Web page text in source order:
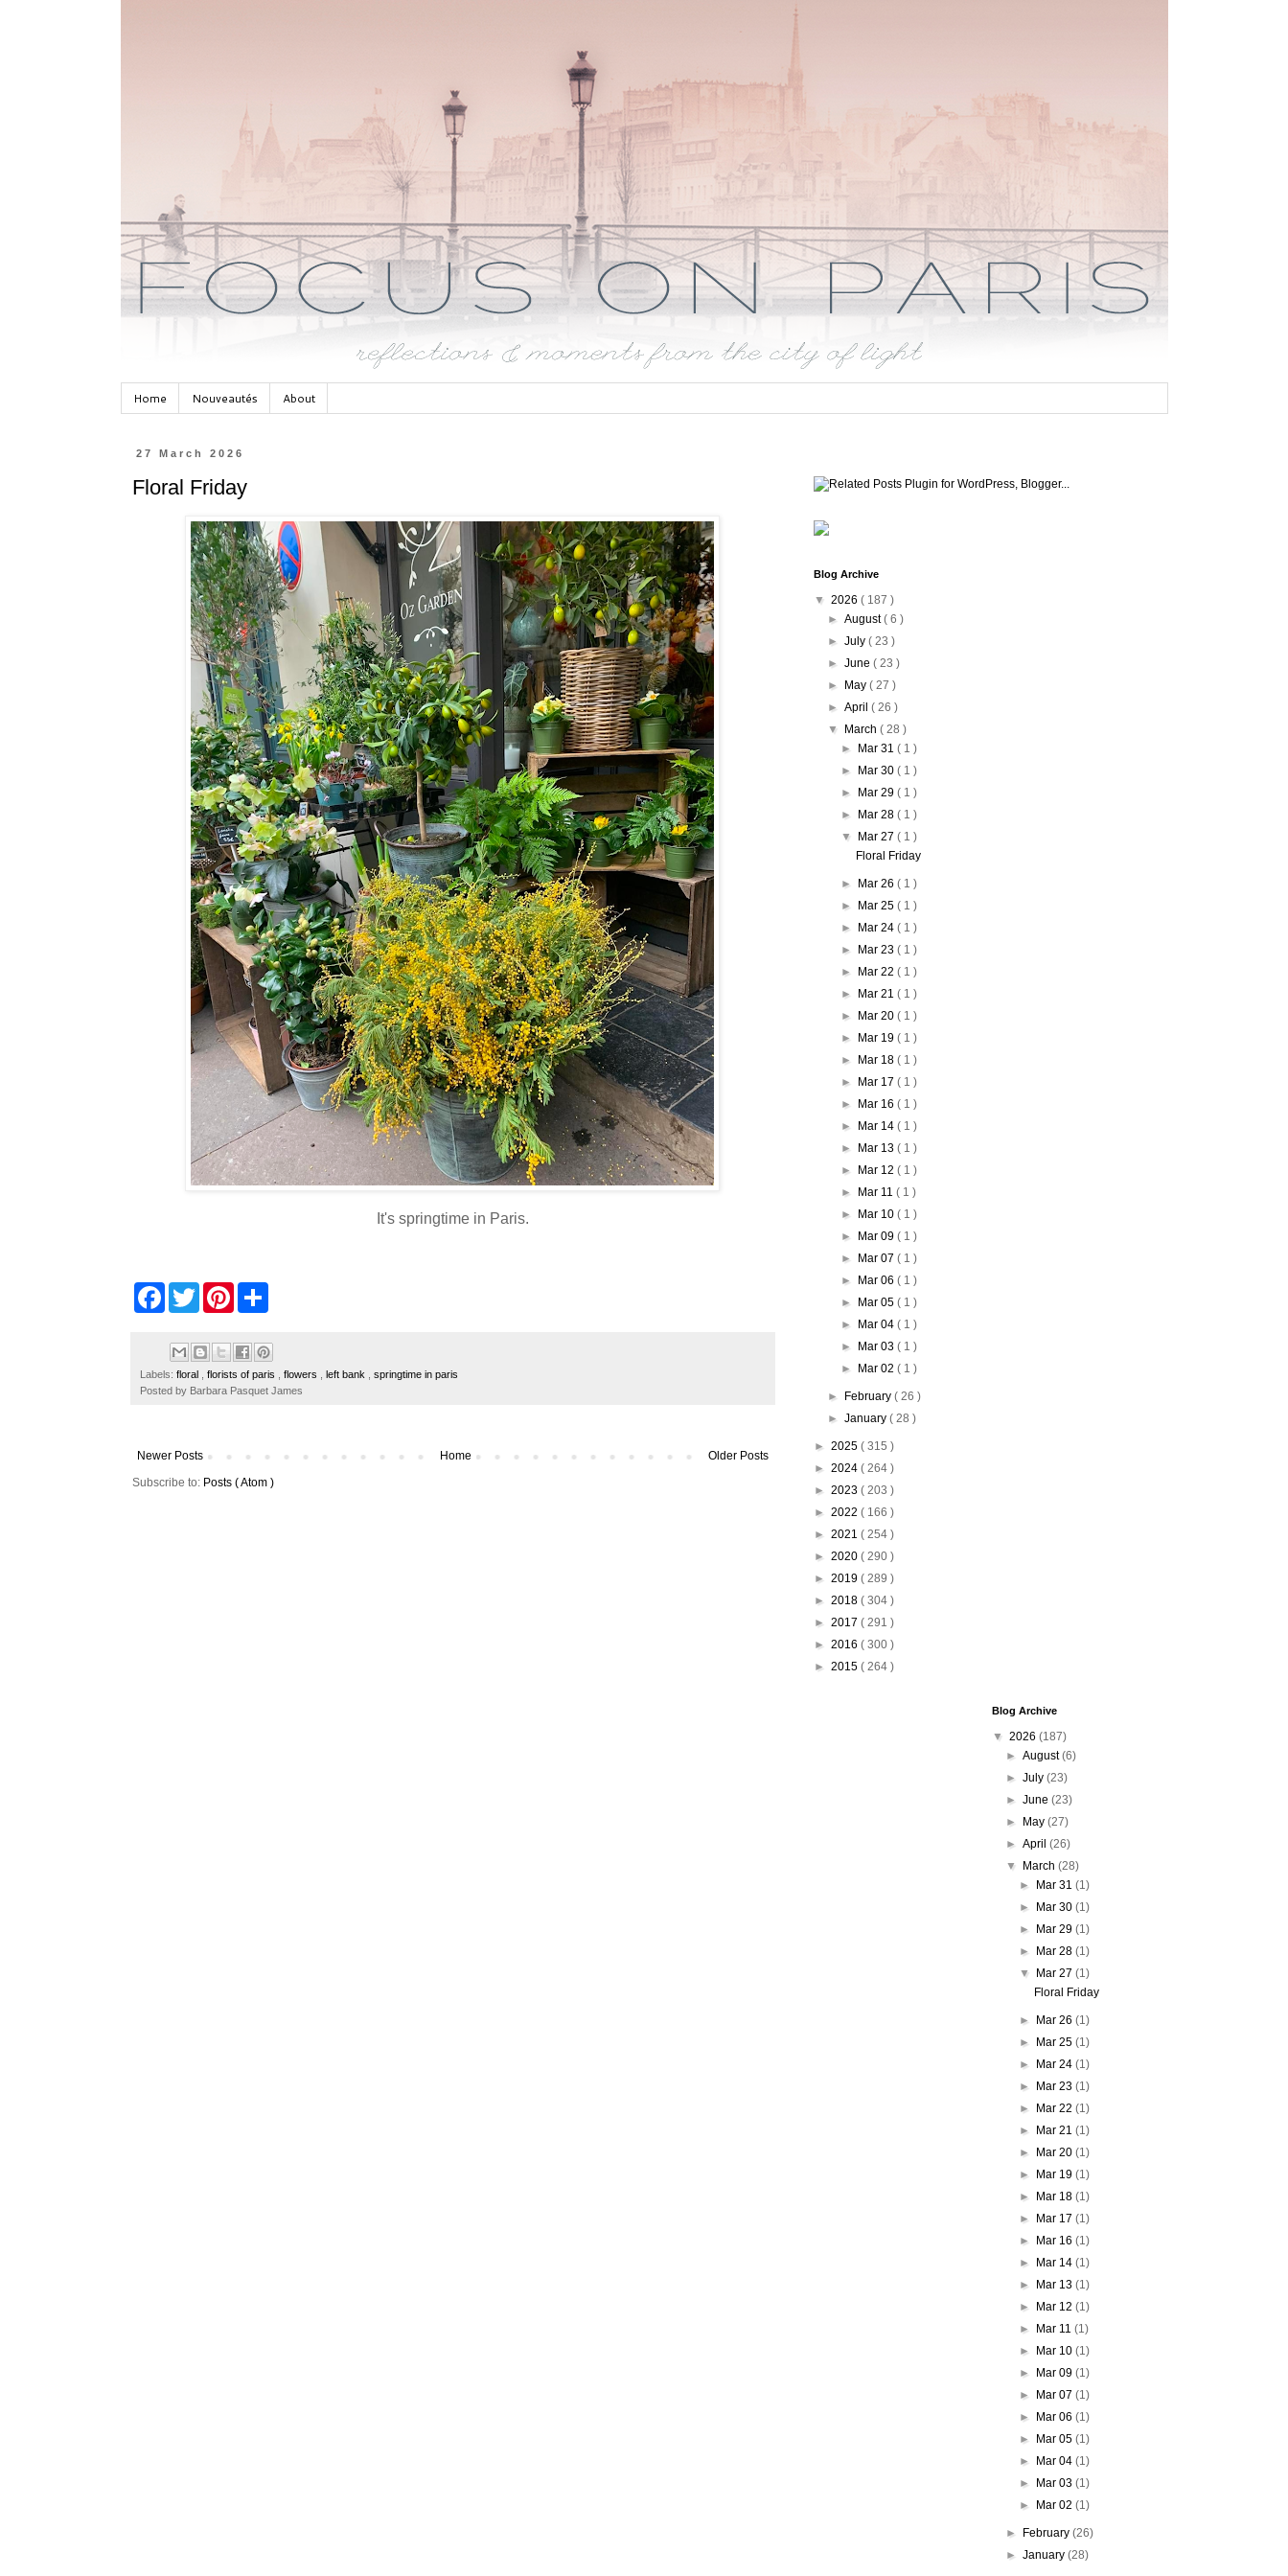
Home Nouveautés About
27 March 2026
Floral Friday
It's springtime in Paris.
o
k
w
t
r
e
s
e
Labels: floral florists of paris flowers left bank
springtime in paris
Posted by Barbara Pasquet James
Newer Posts Older Posts
Home
Subscribe to: Posts ( Atom )
Blog Archive
▼ 2026 ( 187 )
► August( 6 )
► July ( 23 )
► June ( 23 )
►
May ( 27 )
► April ( 26 )
▼
March ( 28 )
►
Mar 31( 1 )
►
Mar 30( 1 )
►
Mar 29( 1 )
►
Mar 28( 1 )
▼
Mar 27( 1 )
Floral Friday
► Mar 26( 1 )
►
Mar 25( 1 )
►
Mar 24( 1 )
►
Mar 23( 1 )
►
Mar 22( 1 )
►
Mar 21( 1 )
►
Mar 20( 1 )
►
Mar 19( 1 )
►
Mar 18( 1 )
►
Mar 17( 1 )
►
Mar 16( 1 )
►
Mar 14( 1 )
►
Mar 13( 1 )
►
Mar 12( 1 )
►
Mar 11( 1 )
►
Mar 10( 1 )
►
Mar 09( 1 )
►
Mar 07( 1 )
►
Mar 06( 1 )
►
Mar 05( 1 )
►
Mar 04( 1 )
►
Mar 03( 1 )
►
Mar 02( 1 )
► February ( 26 )
► January ( 28 )
► 2025 ( 315 )
► 2024 ( 264 )
► 2023 ( 203 )
► 2022 ( 166 )
► 2021 ( 254 )
► 2020 ( 290 )
► 2019 ( 289 )
► 2018 ( 304 )
► 2017 ( 291 )
► 2016 ( 300 )
► 2015 ( 264 )
Blog Archive
▼ 2026 (187)
► August(6)
► July (23)
► June (23)
►
May (27)
► April (26)
▼
March (28)
►
Mar 31(1)
►
Mar 30(1)
►
Mar 29(1)
►
Mar 28(1)
▼
Mar 27(1)
Floral Friday
► Mar 26(1)
►
Mar 25(1)
►
Mar 24(1)
►
Mar 23(1)
►
Mar 22(1)
►
Mar 21(1)
►
Mar 20(1)
►
Mar 19(1)
►
Mar 18(1)
►
Mar 17(1)
►
Mar 16(1)
►
Mar 14(1)
►
Mar 13(1)
►
Mar 12(1)
►
Mar 11(1)
►
Mar 10(1)
►
Mar 09(1)
►
Mar 07(1)
►
Mar 06(1)
►
Mar 05(1)
►
Mar 04(1)
►
Mar 03(1)
►
Mar 02(1)
► February (26)
► January (28)